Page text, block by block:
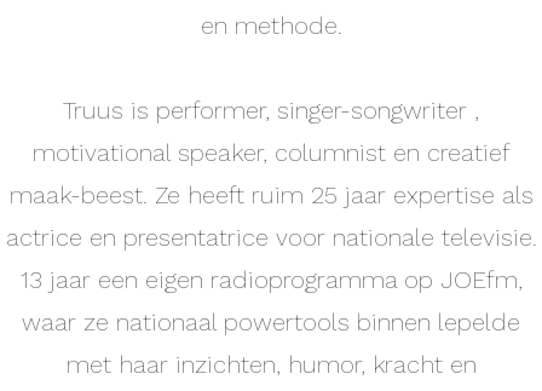
en methode.
Truus is performer, singer-songwriter ,
motivational speaker, columnist en creatief
maak-beest. Ze heeft ruim 25 jaar expertise als
actrice en presentatrice voor nationale televisie.
13 jaar een eigen radioprogramma op JOEfm,
waar ze nationaal powertools binnen lepelde
met haar inzichten, humor, kracht en